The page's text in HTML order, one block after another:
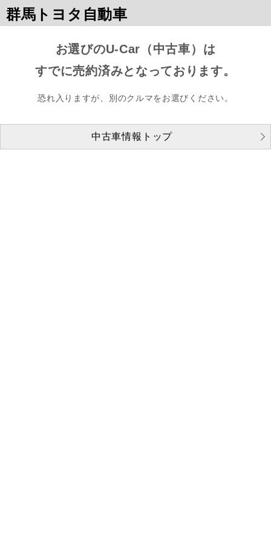
群馬トヨタ自動車
お選びのU-Car（中古車）は
すでに売約済みとなっております。
恐れ入りますが、別のクルマをお選びください。
中古車情報トップ